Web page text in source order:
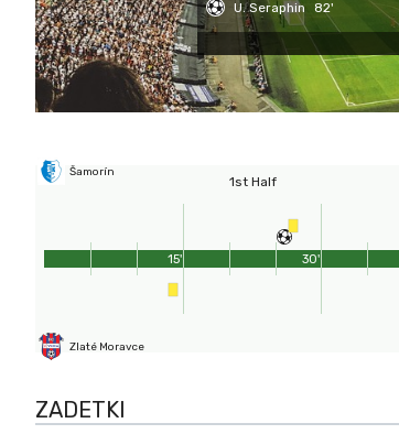
U. Seraphin
82'
Šamorín
1st Half
Zlaté Moravce
15' 30'
ZADETKI